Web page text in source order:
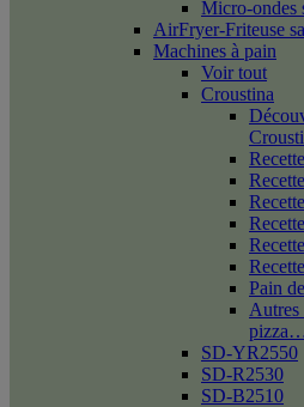
Micro-ondes
AirFryer-Friteuse
Machines à pain
Voir tout
Croustina
Pain
Autres
SD-YR2550
SD-R2530
SD-B2510